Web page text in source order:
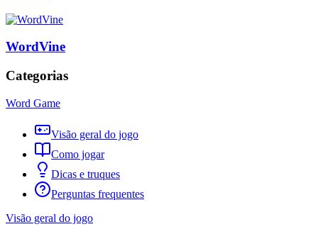
WordVine
Categorias
Word Game
Visão geral do jogo
Como jogar
Dicas e truques
Perguntas frequentes
Visão geral do jogo